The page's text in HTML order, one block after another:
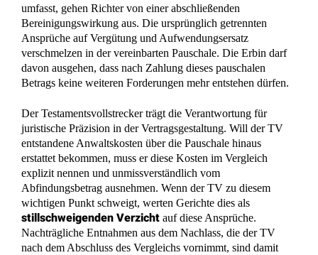
umfasst, gehen Richter von einer abschließenden
Bereinigungswirkung aus. Die ursprünglich getrennten
Ansprüche auf Vergütung und Aufwendungsersatz
verschmelzen in der vereinbarten Pauschale. Die Erbin darf
davon ausgehen, dass nach Zahlung dieses pauschalen
Betrags keine weiteren Forderungen mehr entstehen dürfen.
Der Testamentsvollstrecker trägt die Verantwortung für
juristische Präzision in der Vertragsgestaltung. Will der TV
entstandene Anwaltskosten über die Pauschale hinaus
erstattet bekommen, muss er diese Kosten im Vergleich
explizit nennen und unmissverständlich vom
Abfindungsbetrag ausnehmen. Wenn der TV zu diesem
wichtigen Punkt schweigt, werten Gerichte dies als
stillschweigenden Verzicht auf diese Ansprüche.
Nachträgliche Entnahmen aus dem Nachlass, die der TV
nach dem Abschluss des Vergleichs vornimmt, sind damit